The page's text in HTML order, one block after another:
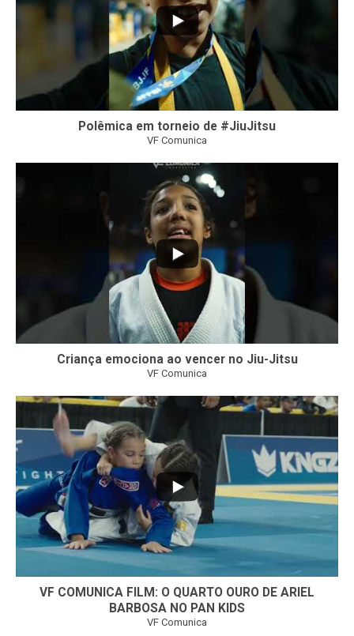
Polêmica em torneio de #JiuJitsu
VF Comunica
Criança emociona ao vencer no Jiu-Jitsu
VF Comunica
...
VF COMUNICA FILM: O QUARTO OURO DE ARIEL
BARBOSA NO PAN KIDS
VF Comunica